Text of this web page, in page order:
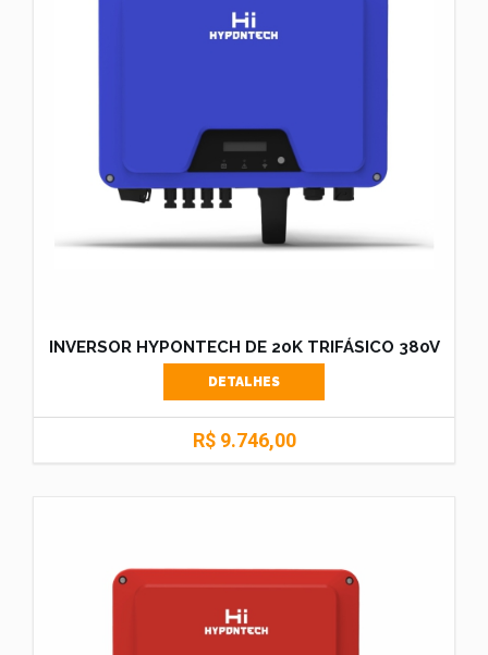
INVERSOR HYPONTECH DE 20K TRIFÁSICO 380V
DETALHES
R$ 9.746,00